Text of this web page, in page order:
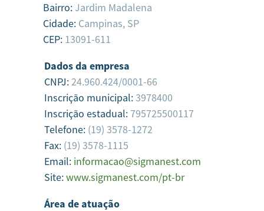
Bairro: Jardim Madalena
Cidade: Campinas, SP
CEP: 13091-611
Dados da empresa
CNPJ:24.960.424/0001-66
Inscrição municipal:3978400
Inscrição estadual:795725500117
Telefone: (19) 3578-1272
Fax: (19) 3578-1115
Email: informacao@sigmanest.com
Site:www.sigmanest.com/pt-br
Área de atuação